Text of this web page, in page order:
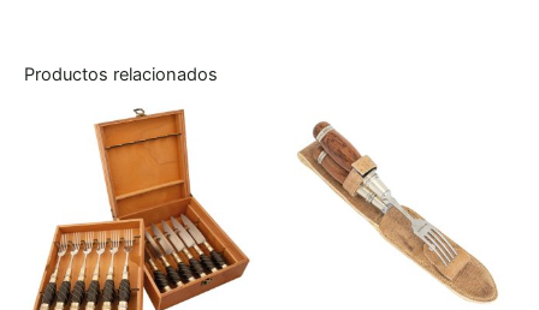
Productos relacionados